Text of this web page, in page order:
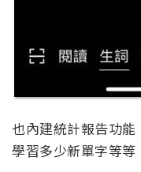
也內建統計報告功能
學習多少新單字等等